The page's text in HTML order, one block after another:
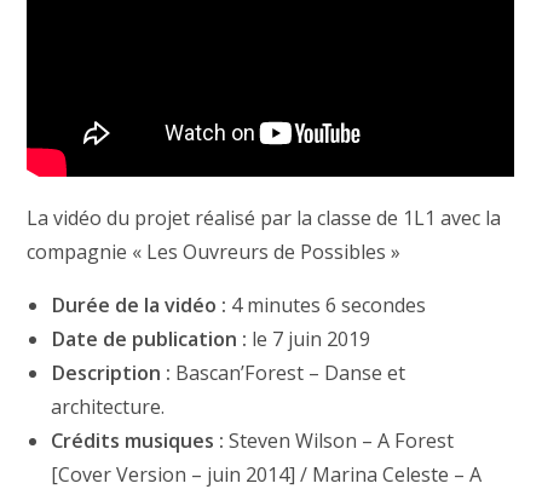
La vidéo du projet réalisé par la classe de 1L1 avec la
compagnie « Les Ouvreurs de Possibles »
Durée de la vidéo : 4 minutes 6 secondes
Date de publication : le 7 juin 2019
Description : Bascan’Forest – Danse et
architecture.
Crédits musiques : Steven Wilson – A Forest
[Cover Version – juin 2014] / Marina Celeste – A